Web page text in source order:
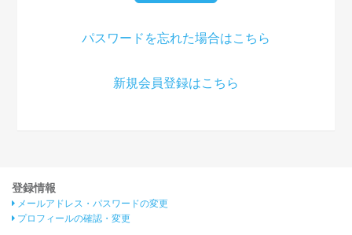
パスワードを忘れた場合はこちら
新規会員登録はこちら
登録情報
メールアドレス・パスワードの変更
プロフィールの確認・変更